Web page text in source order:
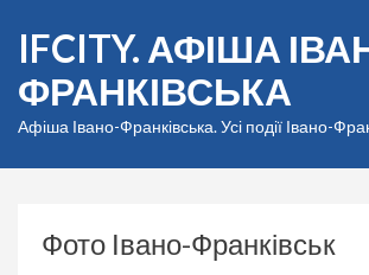
вмісту
(натисніть
Enter)
IFCITY. АФІША
ФРАНКІВСЬКА
Афіша Івано-Франківська. Усі події Івано-
Фото Івано-Франківськ